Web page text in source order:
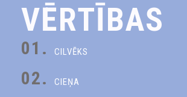
VĒRTĪBAS
01. CILVĒKS
02. CIEŅA